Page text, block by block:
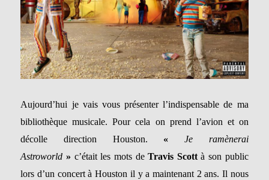
Aujourd’hui je vais vous présenter l’indispensable de ma
bibliothèque musicale. Pour cela on prend l’avion et on
décolle direction Houston. « Je ramènerai
Astroworld » c’était les mots deTravis Scott à son public
lors d’un concert à Houston il y a maintenant 2 ans. Il nous